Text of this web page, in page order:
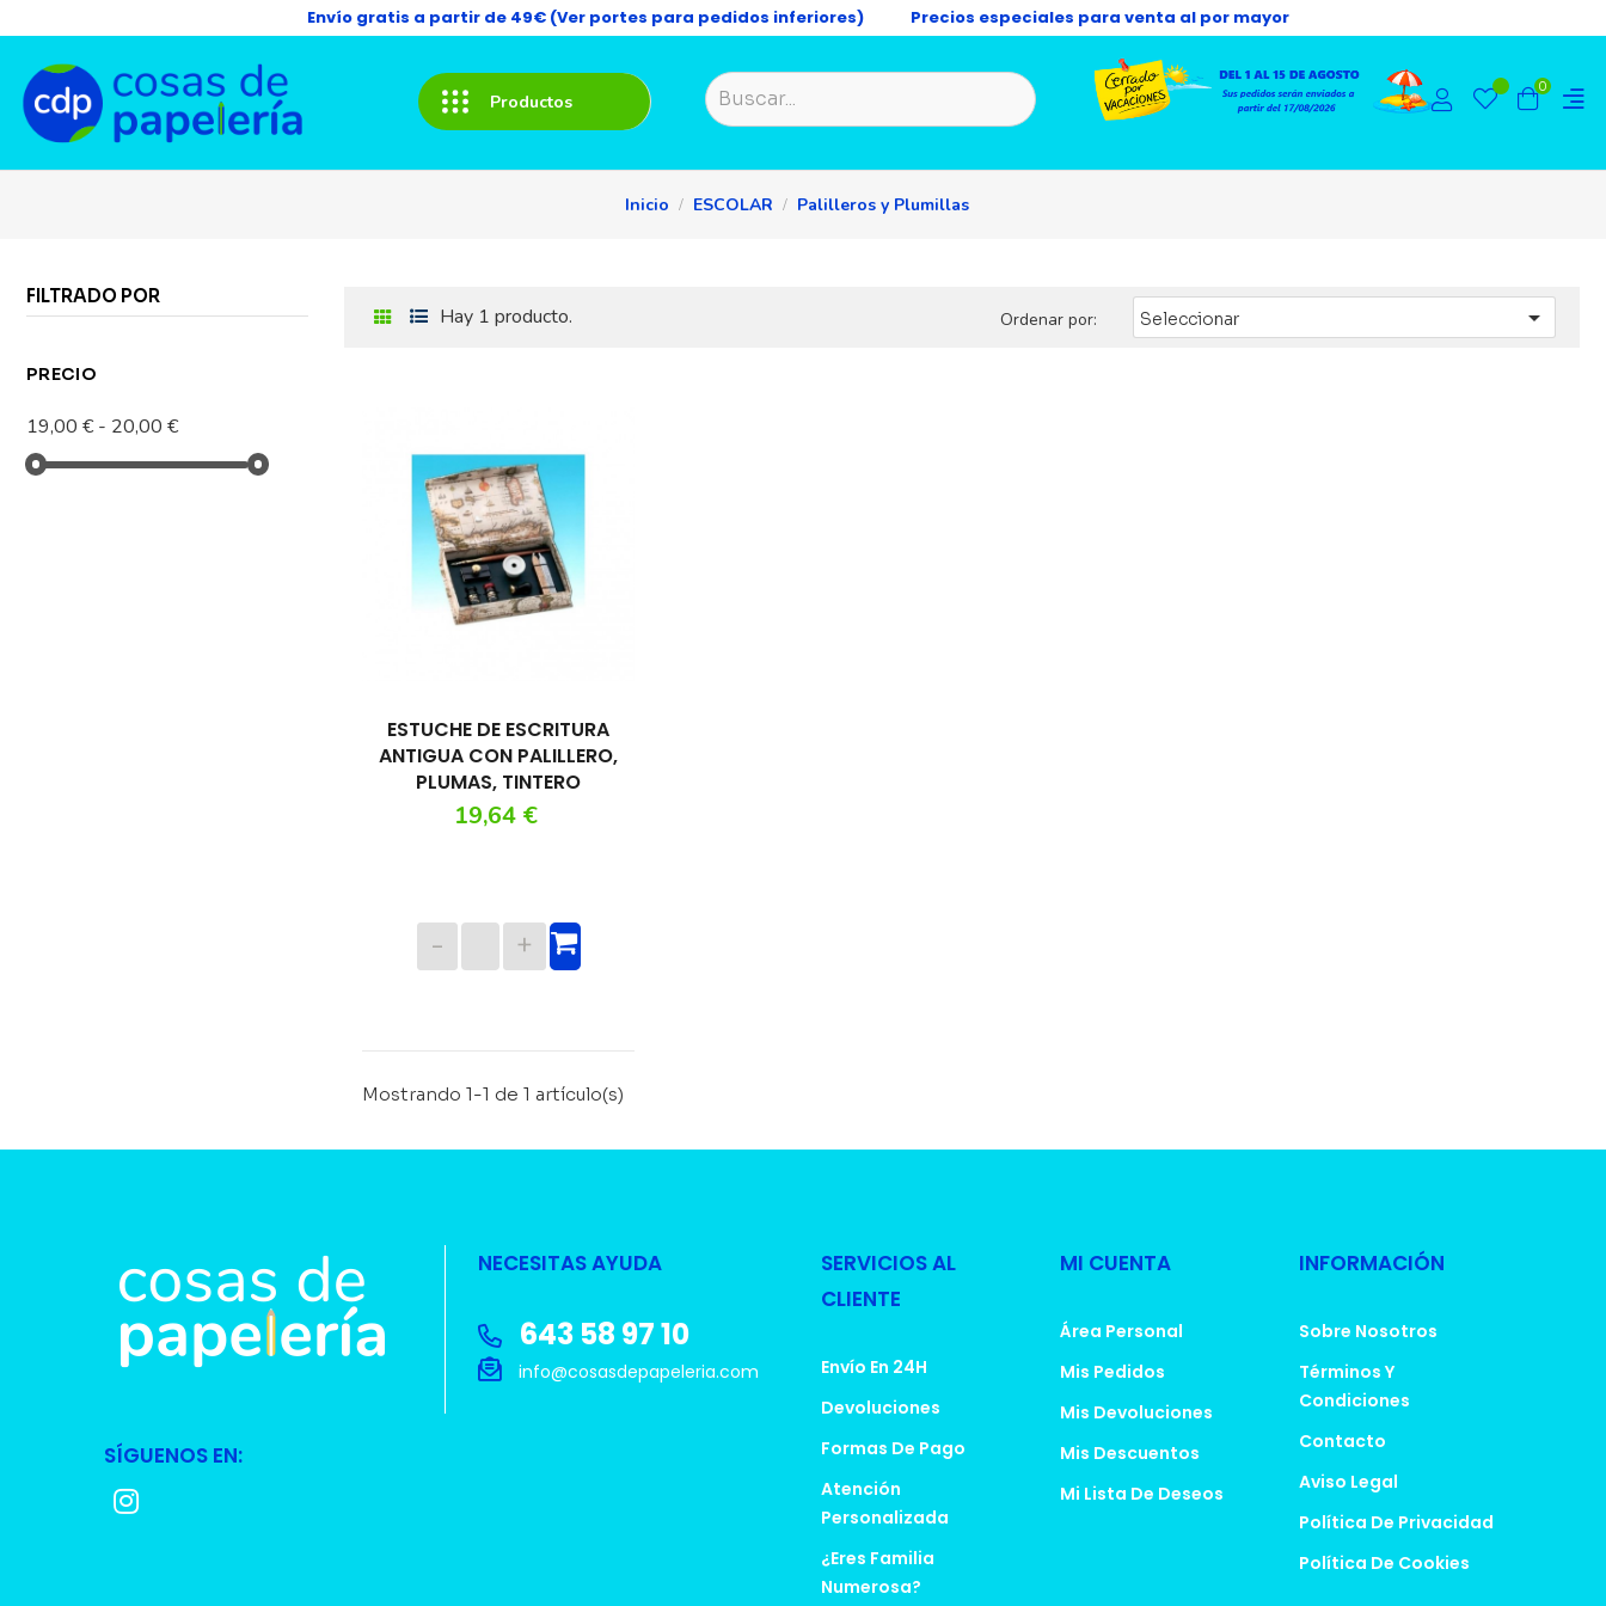
Envío gratis a partir de 49€ (Ver portes para pedidos inferiores) Precios especiales para venta al por mayor
Productos
0
Inicio ESCOLAR Palilleros y Plumillas
FILTRADO POR
PRECIO
19,00 € - 20,00 €
Hay 1 producto. Ordenar por: Seleccionar 
ESTUCHE DE ESCRITURA
ANTIGUA CON PALILLERO,
PLUMAS, TINTERO
Precio
19,64 €
Mostrando 1-1 de 1 artículo(s)
SÍGUENOS EN:
NECESITAS AYUDA
643 58 97 10
info@cosasdepapeleria.com
SERVICIOS AL
CLIENTE
Envío En 24H
Devoluciones
Formas De Pago
Atención
Personalizada
¿Eres Familia
Numerosa?
MI CUENTA
Área Personal
Mis Pedidos
Mis Devoluciones
Mis Descuentos
Mi Lista De Deseos
INFORMACIÓN
Sobre Nosotros
Términos Y
Condiciones
Contacto
Aviso Legal
Política De Privacidad
Política De Cookies